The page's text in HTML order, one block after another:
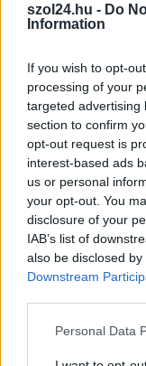
szol24.hu - Do
Information
If you wish to opt-
processing of your
targeted advertising
section to confirm
opt-out request is
interest-based ads
us or personal
your opt-out. You
disclosure of your
IAB’s list of
also be disclosed
Downstream
Please note that
Personal Data
2026.08.06.
bevetettek a
Tovább tombol az
előrejelzések
Szolnok